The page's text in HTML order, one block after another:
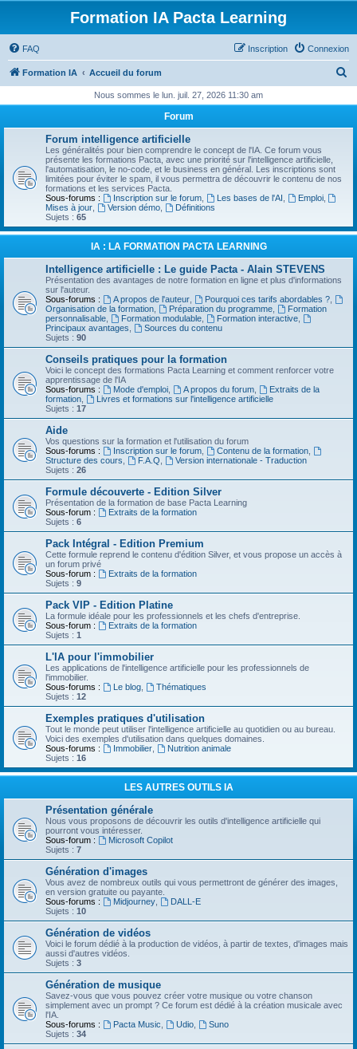
Formation IA Pacta Learning
FAQ Connexion
Inscription
Formation IA Accueil du forum
h
e
Nous sommes le lun. juil. 27, 2026 11:30 am
Forum
Forum intelligence artificielle
Les généralités pour bien comprendre le concept de l'IA. Ce forum vous
présente les formations Pacta, avec une priorité sur l'intelligence artificielle,
l'automatisation, le no-code, et le business en général. Les inscriptions sont
limitées pour éviter le spam, il vous permettra de découvrir le contenu de nos
formations et les services Pacta.
Sous-forums :
Inscription sur le forum, Les bases de l'AI Emploi,
Mises à jour
Version démo,
Définitions
Sujets : 65
IA : LA FORMATION PACTA LEARNING
Intelligence artificielle : Le guide Pacta - Alain STEVENS
Présentation des avantages de notre formation en ligne et plus d'informations
sur l'auteur.
Sous-forums :
A propos de l'auteur, Pourquoi ces tarifs abordables ?,
Organisation de la formation
Préparation du programme,
Formation
personnalisable
Formation modulable, Formation interactive,
Principaux avantages
Sources du contenu
Sujets : 90
Conseils pratiques pour la formation
Voici le concept des formations Pacta Learning et comment renforcer votre
apprentissage de l'IA
Sous-forums :
Mode d'emploi, A propos du forum,
Extraits de la
formation
Livres et formations sur l'intelligence artificielle
Sujets : 17
Aide
Vos questions sur la formation et l'utilisation du forum
Sous-forums :
Inscription sur le forum, Contenu de la formation,
Structure des cours
F.A.Q
Version internationale - Traduction
Sujets : 26
Formule découverte - Edition Silver
Présentation de la formation de base Pacta Learning
Sous-forum :
Extraits de la formation
Sujets : 6
Pack Intégral - Edition Premium
Cette formule reprend le contenu d'édition Silver, et vous propose un accès à
un forum privé
Sous-forum :
Extraits de la formation
Sujets : 9
Pack VIP - Edition Platine
La formule idéale pour les professionnels et les chefs d'entreprise.
Sous-forum :
Extraits de la formation
Sujets : 1
L'IA pour l'immobilier
Les applications de l'intelligence artificielle pour les professionnels de
l'immobilier.
Sous-forums :
Le blog,
Thématiques
Sujets : 12
Exemples pratiques d'utilisation
Tout le monde peut utiliser l'intelligence artificielle au quotidien ou au bureau.
Voici des exemples d'utilisation dans quelques domaines.
Sous-forums :
Immobilier,
Nutrition animale
Sujets : 16
LES AUTRES OUTILS IA
Présentation générale
Nous vous proposons de découvrir les outils d'intelligence artificielle qui
pourront vous intéresser.
Sous-forum :
Microsoft Copilot
Sujets : 7
Génération d'images
Vous avez de nombreux outils qui vous permettront de générer des images,
en version gratuite ou payante.
Sous-forums :
Midjourney,
DALL-E
Sujets : 10
Génération de vidéos
Voici le forum dédié à la production de vidéos, à partir de textes, d'images mais
aussi d'autres vidéos.
Sujets : 3
Génération de musique
Savez-vous que vous pouvez créer votre musique ou votre chanson
simplement avec un prompt ? Ce forum est dédié à la création musicale avec
l'IA.
Sous-forums :
Pacta Music Udio,
Suno
Sujets : 34